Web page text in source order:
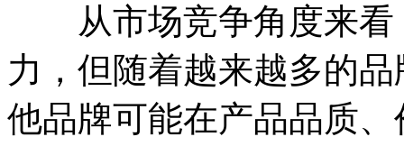
从市场竞争角度来看
力，但随着越来越多的
他品牌可能在产品品质